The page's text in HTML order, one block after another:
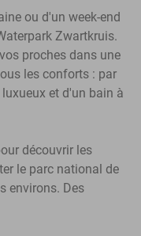
ou d'un week-end
Zwartkruis.
proches dans une
les conforts : par
et d'un bain à
découvrir les
le parc national de
environs. Des